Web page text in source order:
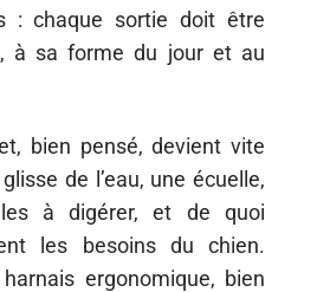
: chaque sortie doit être
à sa forme du jour et au
bien pensé, devient vite
de l’eau, une écuelle,
à digérer, et de quoi
les besoins du chien.
ergonomique, bien